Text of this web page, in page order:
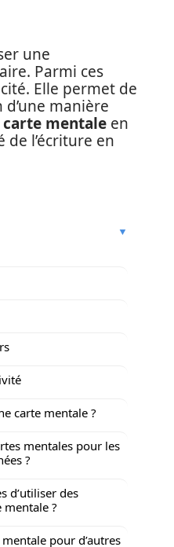
une
Parmi ces
Elle permet de
manière
carte mentale en
l’écriture en
carte mentale ?
mentales pour les
?
d’utiliser des
mentale ?
pour d’autres